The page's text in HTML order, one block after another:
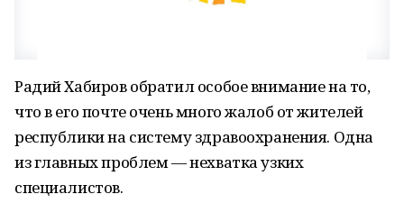
Радий Хабиров обратил особое внимание на то,
что в его почте очень много жалоб от жителей
республики на систему здравоохранения. Одна
из главных проблем — нехватка узких
специалистов.